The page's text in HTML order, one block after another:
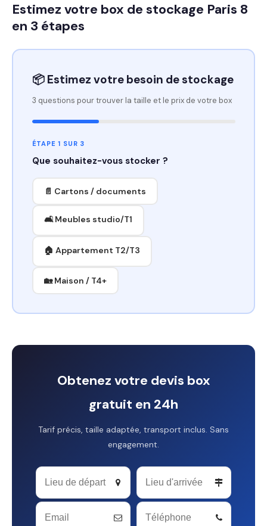
Estimez votre box de stockage Paris 8
en 3 étapes
📦 Estimez votre besoin de stockage
3 questions pour trouver la taille et le prix de votre box
ÉTAPE 1 SUR 3
Que souhaitez-vous stocker ?
📄 Cartons / documents
🛋️ Meubles studio/T1
🏠 Appartement T2/T3
🏡 Maison / T4+
Obtenez votre devis box
gratuit en 24h
Tarif précis, taille adaptée, transport inclus. Sans
engagement.